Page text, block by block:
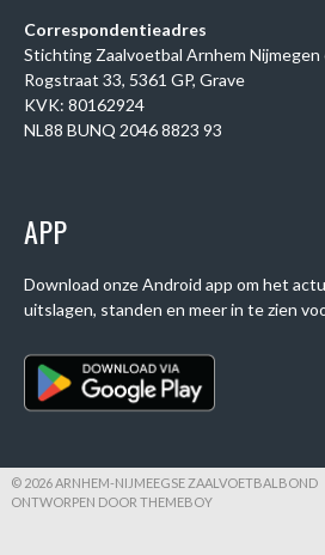
Correspondentieadres
Stichting Zaalvoetbal Arnhem Nijmegen
Rogstraat 33, 5361 GP, Grave
KVK: 80162924
NL88 BUNQ 2046 8823 93
APP
Download onze Android app om het
uitslagen, standen en meer in te zien
© 2026 ARNHEM-NIJMEEGSE ZAALVOETBALBOND
ONTWORPEN DOOR THEMEBOY